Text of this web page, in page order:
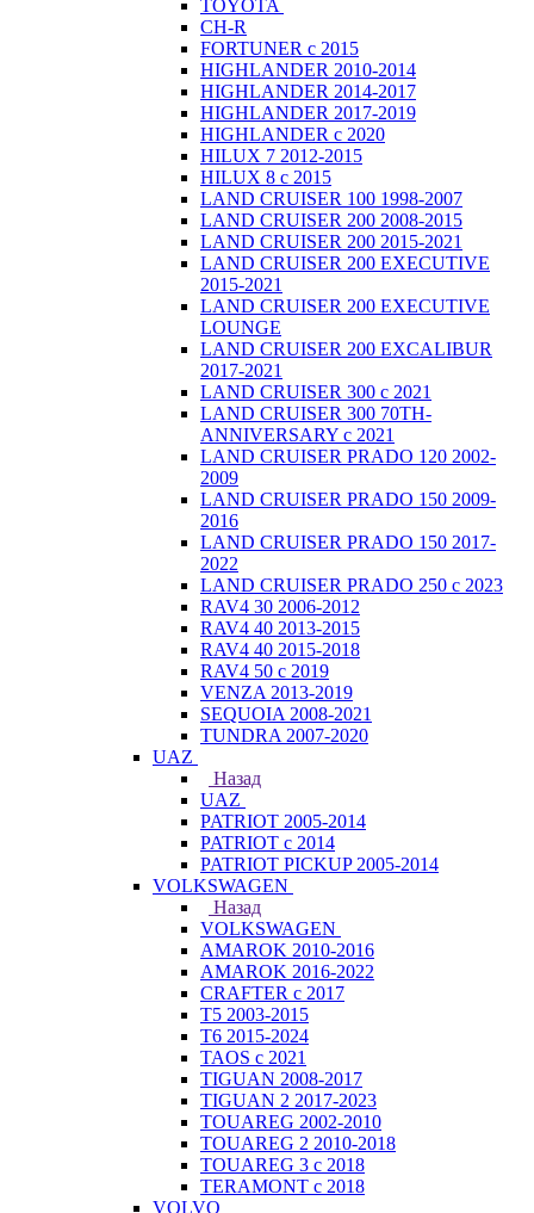
TOYOTA
CH-R
FORTUNER с 2015
HIGHLANDER 2010-2014
HIGHLANDER 2014-2017
HIGHLANDER 2017-2019
HIGHLANDER с 2020
HILUX 7 2012-2015
HILUX 8 с 2015
LAND CRUISER 100 1998-2007
LAND CRUISER 200 2008-2015
LAND CRUISER 200 2015-2021
LAND CRUISER 200 EXECUTIVE
2015-2021
LAND CRUISER 200 EXECUTIVE
LOUNGE
LAND CRUISER 200 EXCALIBUR
2017-2021
LAND CRUISER 300 с 2021
LAND CRUISER 300 70TH-
ANNIVERSARY с 2021
LAND CRUISER PRADO 120 2002-
2009
LAND CRUISER PRADO 150 2009-
2016
LAND CRUISER PRADO 150 2017-
2022
LAND CRUISER PRADO 250 с 2023
RAV4 30 2006-2012
RAV4 40 2013-2015
RAV4 40 2015-2018
RAV4 50 с 2019
VENZA 2013-2019
SEQUOIA 2008-2021
TUNDRA 2007-2020
UAZ
Назад
UAZ
PATRIOT 2005-2014
PATRIOT с 2014
PATRIOT PICKUP 2005-2014
VOLKSWAGEN
Назад
VOLKSWAGEN
AMAROK 2010-2016
AMAROK 2016-2022
CRAFTER с 2017
T5 2003-2015
T6 2015-2024
TAOS с 2021
TIGUAN 2008-2017
TIGUAN 2 2017-2023
TOUAREG 2002-2010
TOUAREG 2 2010-2018
TOUAREG 3 с 2018
TERAMONT с 2018
VOLVO